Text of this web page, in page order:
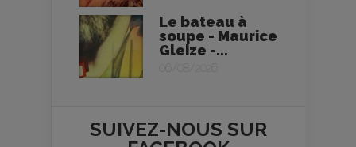
Le bateau à
soupe - Maurice
Gleize -...
06/08/2026
SUIVEZ-NOUS SUR